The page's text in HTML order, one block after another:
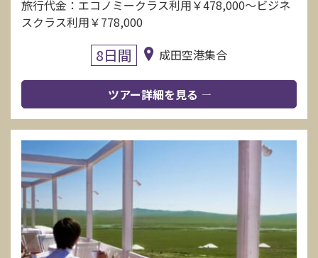
旅行代金：エコノミークラス利用￥478,000〜ビジネ
スクラス利用￥778,000
8日間 成田空港集合
ツアー詳細を見る